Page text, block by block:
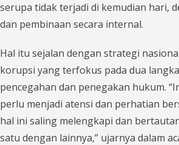
serupa tidak terjadi di kemudian hari,
dan pembinaan secara internal.
Hal itu sejalan dengan strategi
korupsi yang terfokus pada dua
pencegahan dan penegakan hukum.
perlu menjadi atensi dan perhatian
hal ini saling melengkapi dan
satu dengan lainnya,” ujarnya dalam